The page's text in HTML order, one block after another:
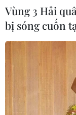
CƠ QUAN CHỦ QUẢN:
Tổng Biên tập:
Phó Tổng Biên
Vùng 3 Hải
bị sóng cuốn